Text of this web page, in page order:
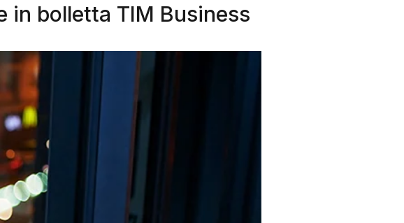
in bolletta TIM Business